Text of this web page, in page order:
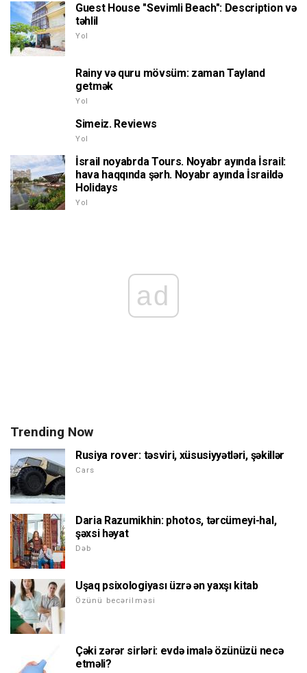
Guest House "Sevimli Beach": Description və
təhlil
Yol
Rainy və quru mövsüm: zaman Tayland
getmək
Yol
Simeiz. Reviews
Yol
İsrail noyabrda Tours. Noyabr ayında İsrail:
hava haqqında şərh. Noyabr ayında İsraildə
Holidays
Yol
ad
Trending Now
Rusiya rover: təsviri, xüsusiyyətləri, şəkillər
Cars
Daria Razumikhin: photos, tərcümeyi-hal,
şəxsi həyat
Dəb
Uşaq psixologiyası üzrə ən yaxşı kitab
Özünü becərilməsi
Çəki zərər sirləri: evdə imalə özünüzü necə
etməli?